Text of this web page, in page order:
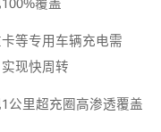
覆盖
等专用车辆充电需
现快周转
公里超充圈高渗透覆盖